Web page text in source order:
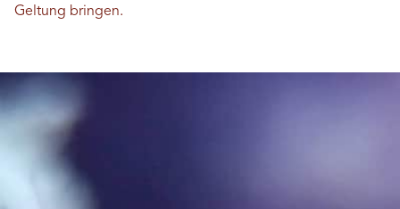
Geltung bringen.